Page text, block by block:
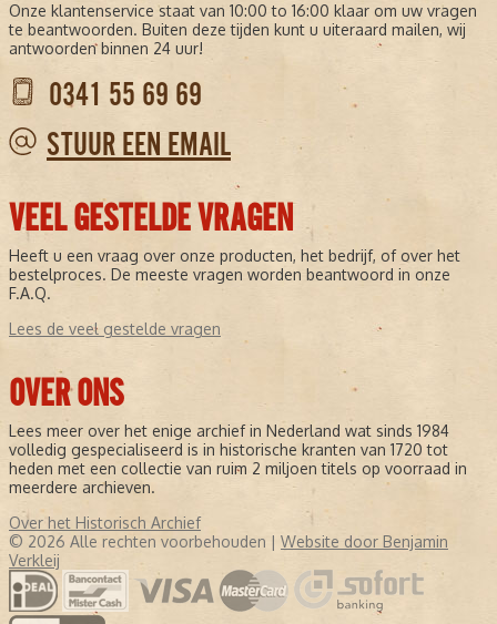
Onze klantenservice staat van 10:00 to 16:00 klaar om uw vragen
te beantwoorden. Buiten deze tijden kunt u uiteraard mailen, wij
antwoorden binnen 24 uur!
0341 55 69 69
STUUR EEN EMAIL
VEEL GESTELDE VRAGEN
Heeft u een vraag over onze producten, het bedrijf, of over het
bestelproces. De meeste vragen worden beantwoord in onze
F.A.Q.
Lees de veel gestelde vragen
OVER ONS
Lees meer over het enige archief in Nederland wat sinds 1984
volledig gespecialiseerd is in historische kranten van 1720 tot
heden met een collectie van ruim 2 miljoen titels op voorraad in
meerdere archieven.
Over het Historisch Archief
© 2026 Alle rechten voorbehouden | Website door Benjamin
Verkleij